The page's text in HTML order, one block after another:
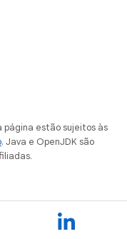
página estão sujeitos às
. Java e OpenJDK são